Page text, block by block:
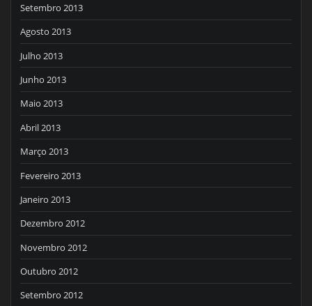
Setembro 2013
Agosto 2013
Julho 2013
Junho 2013
Maio 2013
Abril 2013
Março 2013
Fevereiro 2013
Janeiro 2013
Dezembro 2012
Novembro 2012
Outubro 2012
Setembro 2012